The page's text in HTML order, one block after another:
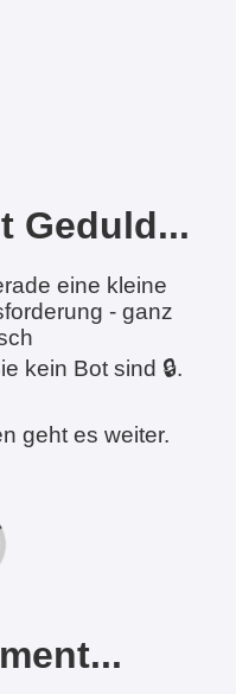
Geduld...
eine kleine
- ganz
kein Bot sind 🔒.
geht es weiter.